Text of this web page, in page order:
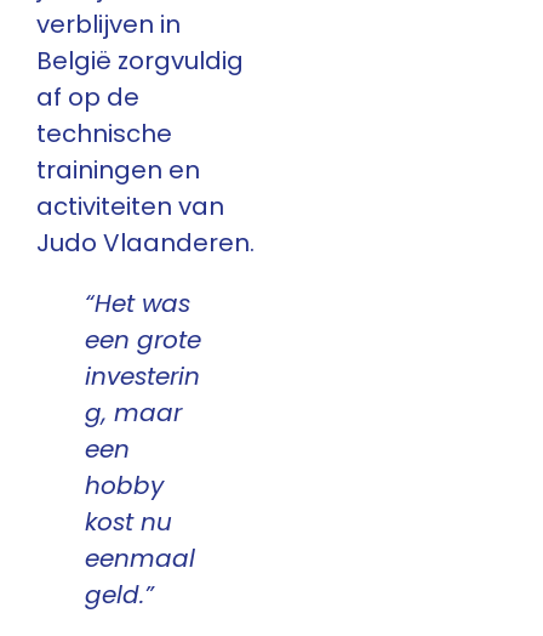
verblijven in
België zorgvuldig
af op de
technische
trainingen en
activiteiten van
Judo Vlaanderen.
“Het was
een grote
investerin
g, maar
een
hobby
kost nu
eenmaal
geld.”